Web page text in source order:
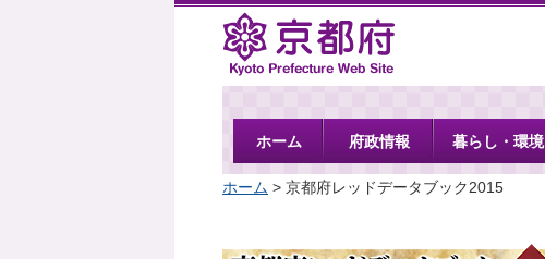
京都府
ホーム 府政情報 暮らし・環境
ホーム > 京都府レッドデータブック2015